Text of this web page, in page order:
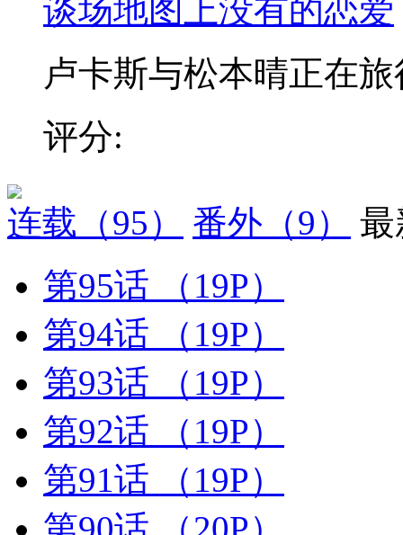
谈场地图上没有的恋爱
卢卡斯与松本晴正在旅
评分:
连载 （95） 番外 （9）
最
第95话
（19P）
第94话
（19P）
第93话
（19P）
第92话
（19P）
第91话
（19P）